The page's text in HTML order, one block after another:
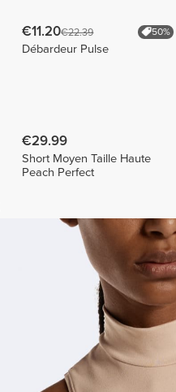
€11.20€22.39 50%
Débardeur Pulse
€29.99
Short Moyen Taille Haute
Peach Perfect